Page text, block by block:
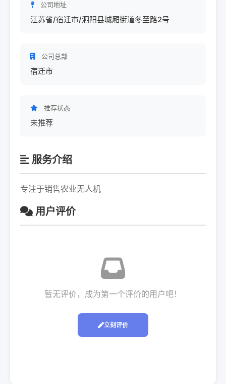
公司地址
江苏省/宿迁市/泗阳县城厢街道冬至路2号
公司总部
宿迁市
推荐状态
未推荐
服务介绍
专注于销售农业无人机
用户评价
暂无评价，成为第一个评价的用户吧！
立刻评价